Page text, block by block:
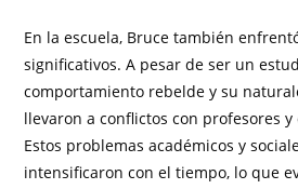
En la escuela, Bruce también
significativos. A pesar de ser un
comportamiento rebelde y su
llevaron a conflictos con profesores
Estos problemas académicos y
intensificaron con el tiempo, lo que